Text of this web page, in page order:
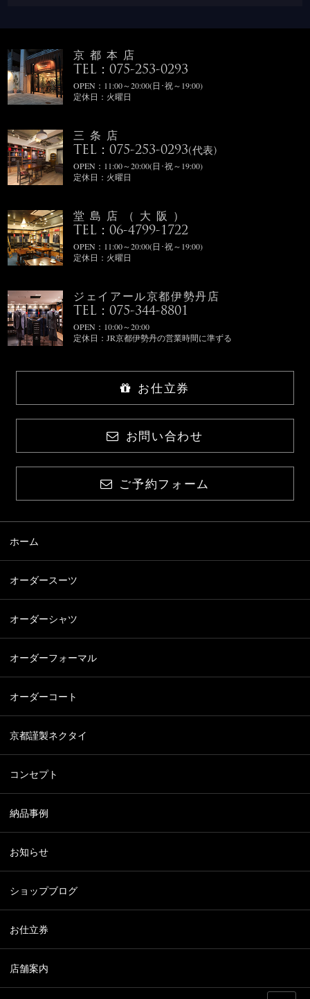
京都本店
TEL：075-253-0293
OPEN：11:00～20:00(日･祝～19:00)
定休日：火曜日
三条店
TEL：075-253-0293(代表)
OPEN：11:00～20:00(日･祝～19:00)
定休日：火曜日
堂島店（大阪）
TEL：06-4799-1722
OPEN：11:00～20:00(日･祝～19:00)
定休日：火曜日
ジェイアール京都伊勢丹店
TEL：075-344-8801
OPEN：10:00～20:00
定休日：JR京都伊勢丹の営業時間に準ずる
お仕立券
お問い合わせ
ご予約フォーム
ホーム
オーダースーツ
オーダーシャツ
オーダーフォーマル
オーダーコート
京都謹製ネクタイ
コンセプト
納品事例
お知らせ
ショップブログ
お仕立券
店舗案内